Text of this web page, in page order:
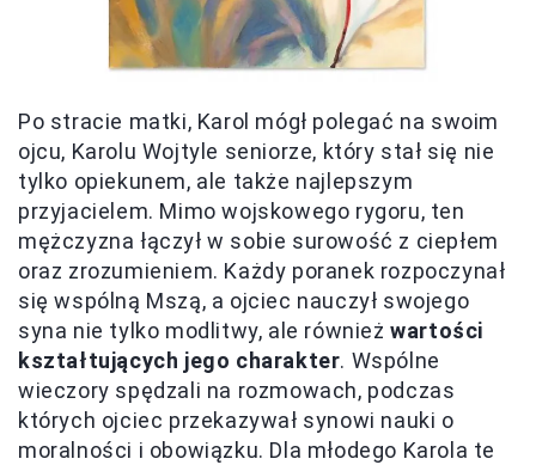
Po stracie matki, Karol mógł polegać na swoim
ojcu, Karolu Wojtyle seniorze, który stał się nie
tylko opiekunem, ale także najlepszym
przyjacielem. Mimo wojskowego rygoru, ten
mężczyzna łączył w sobie surowość z ciepłem
oraz zrozumieniem. Każdy poranek rozpoczynał
się wspólną Mszą, a ojciec nauczył swojego
syna nie tylko modlitwy, ale równieżwartości
kształtujących jego charakter. Wspólne
wieczory spędzali na rozmowach, podczas
których ojciec przekazywał synowi nauki o
moralności i obowiązku. Dla młodego Karola te